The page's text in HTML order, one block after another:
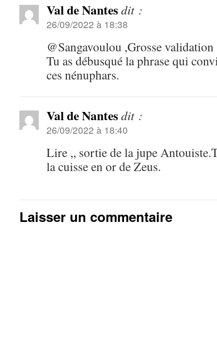
Val de Nantesdit :
26/09/2022 à 18:38
@Sangavoulou ,Grosse
Tu as débusqué la phrase qui
ces nénuphars.
Val de Nantesdit :
26/09/2022 à 18:40
Lire ,, sortie de la jupe
la cuisse en or de Zeus.
Laisser un commentaire